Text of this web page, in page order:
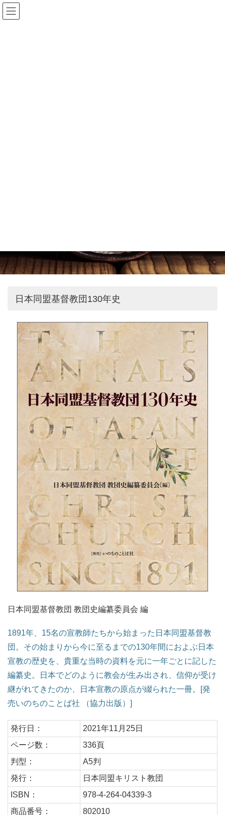
日本同盟基督教団130年史
日本同盟基督教団 教団史編纂委員会 編
1891年、15名の宣教師たちから始まった日本同盟基督教
団。その始まりから今に至るまでの130年間におよぶ日本
宣教の歴史を、貴重な当時の資料を元に一年ごとに記した
編纂史。日本でどのように教会が生み出され、信仰が受け
継がれてきたのか、日本宣教の原点が綴られた一冊。[発
売いのちのことば社 （協力出版）]
発行日：
2021年11月25日
ページ数：
336頁
判型：
A5判
発行：
日本同盟キリスト教団
ISBN：
978-4-264-04339-3
商品番号：
802010